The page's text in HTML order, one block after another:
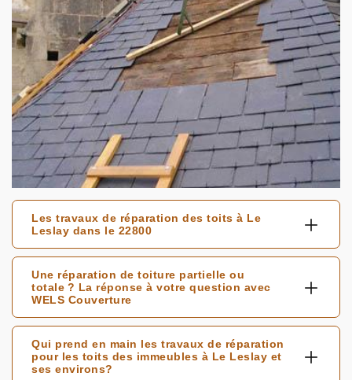
Les travaux de réparation des toits à Le
Leslay dans le 22800
Une réparation de toiture partielle ou
totale ? La réponse à votre question avec
WELS Couverture
Qui prend en main les travaux de réparation
pour les toits des immeubles à Le Leslay et
ses environs?